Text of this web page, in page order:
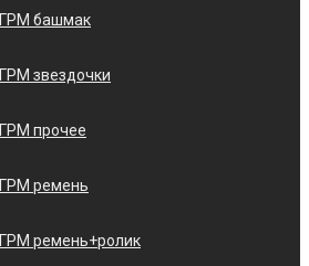
ГРМ башмак
ГРМ звездочки
ГРМ прочее
ГРМ ремень
ГРМ ремень+ролик